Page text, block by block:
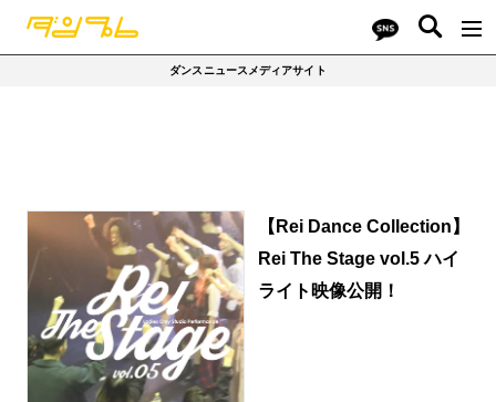
ダンスニュースメディアサイト
【Rei Dance Collection】
Rei The Stage vol.5 ハイ
ライト映像公開！